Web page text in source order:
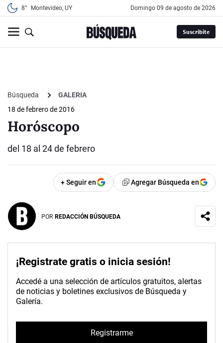
8° Montevideo, UY domingo 09 de agosto de 2026
Suscribite
Búsqueda
GALERIA
18 de febrero de 2016
Horóscopo
del 18 al 24 de febrero
+ Seguir en Agregar Búsqueda en
POR REDACCIÓN BÚSQUEDA
¡Registrate gratis o inicia sesión!
Accedé a una selección de artículos gratuitos, alertas
de noticias y boletines exclusivos de Búsqueda y
Galería.
Registrarme